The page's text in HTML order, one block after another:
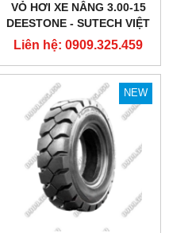
VỎ HƠI XE NÂNG 3.00-15
DEESTONE - SUTECH VIỆT
NAM
Liên hệ: 0909.325.459
NEW